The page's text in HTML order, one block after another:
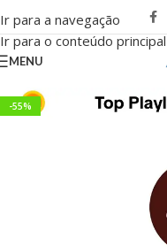
Ir para a navegação
Ir para o conteúdo principal
MENU
-55%